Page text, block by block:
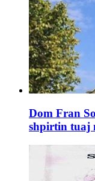
Dom Fran
shpirtin tuaj